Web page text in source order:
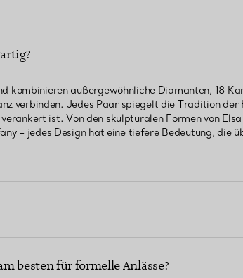
kombinieren außergewöhnliche Diamanten, 18
verbinden. Jedes Paar spiegelt die Tradition
ist. Von den skulpturalen Formen von
– jedes Design hat eine tiefere Bedeutung, die
besten für formelle Anlässe?